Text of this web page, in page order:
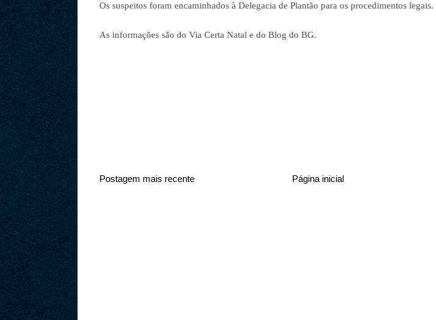
Os suspeitos foram encaminhados à Delegacia de Plantão para os procedimentos legais.
As informações são do Via Certa Natal e do Blog do BG.
Postagem mais recente Página inicial